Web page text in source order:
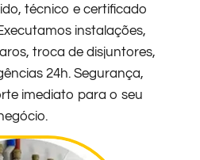
técnico e certificado
instalações,
troca de disjuntores,
24h. Segurança,
imediato para o seu